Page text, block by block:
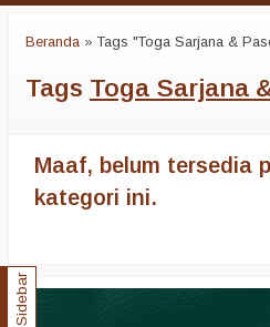
Beranda »Tags "Toga Sarjana &
Tags Toga Sarjana
Maaf, belum tersedia
kategori ini.
Sidebar